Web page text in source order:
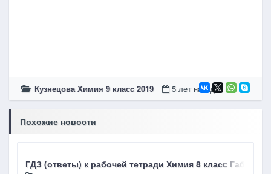
Кузнецова Химия 9 класc 2019 5 лет назад
Похожие новости
ГДЗ (ответы) к рабочей тетради Химия 8 класc